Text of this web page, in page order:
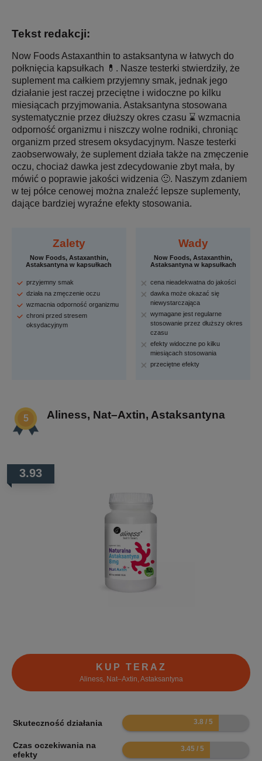
Tekst redakcji:
Now Foods Astaxanthin to astaksantyna w łatwych do
połknięcia kapsułkach 💊. Nasze testerki stwierdziły, że
suplement ma całkiem przyjemny smak, jednak jego
działanie jest raczej przeciętne i widoczne po kilku
miesiącach przyjmowania. Astaksantyna stosowana
systematycznie przez dłuższy okres czasu ⌛ wzmacnia
odporność organizmu i niszczy wolne rodniki, chroniąc
organizm przed stresem oksydacyjnym. Nasze testerki
zaobserwowały, że suplement działa także na zmęczenie
oczu, chociaż dawka jest zdecydowanie zbyt mała, by
mówić o poprawie jakości widzenia 🙂. Naszym zdaniem
w tej półce cenowej można znaleźć lepsze suplementy,
dające bardziej wyraźne efekty stosowania.
Zalety
Now Foods, Astaxanthin,
Astaksantyna w kapsułkach
przyjemny smak
działa na zmęczenie oczu
wzmacnia odporność organizmu
chroni przed stresem
oksydacyjnym
Wady
Now Foods, Astaxanthin,
Astaksantyna w kapsułkach
cena nieadekwatna do jakości
dawka może okazać się
niewystarczająca
wymagane jest regularne
stosowanie przez dłuższy okres
czasu
efekty widoczne po kilku
miesiącach stosowania
przeciętne efekty
Aliness, Nat–Axtin, Astaksantyna
3.93
KUP TERAZ
Aliness, Nat–Axtin, Astaksantyna
Skuteczność działania 7.6
Czas oczekiwania na
efekty
6.9